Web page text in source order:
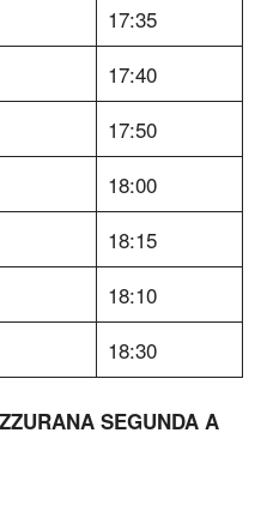
17:35
17:40
17:50
18:00
18:15
18:10
18:30
SEGUNDA A